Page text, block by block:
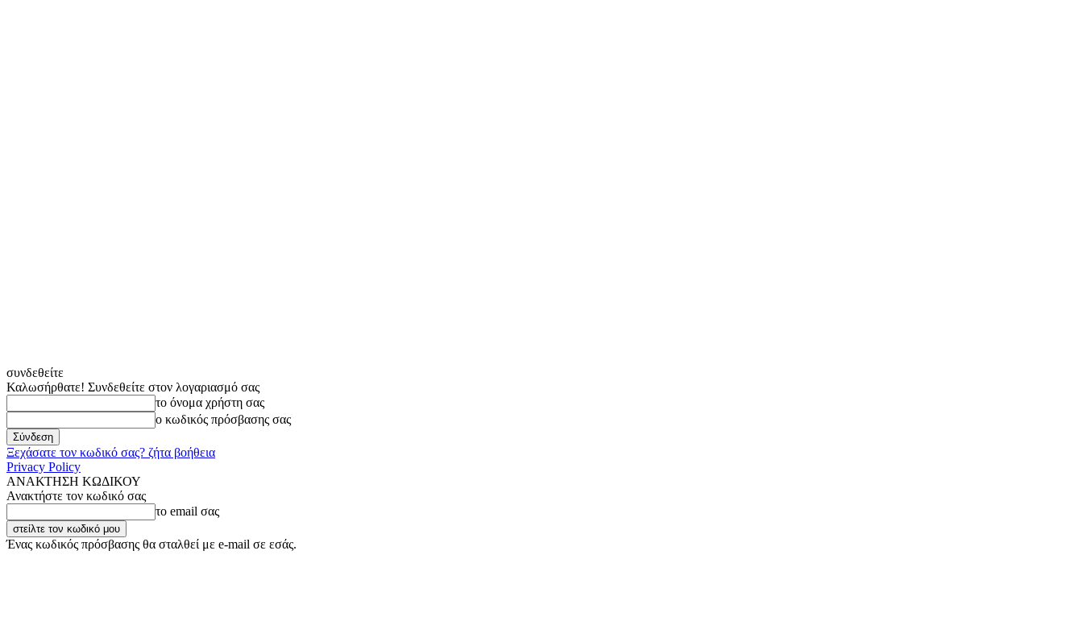
συνδεθείτε
Καλωσήρθατε! Συνδεθείτε στον λογαριασμό σας
το όνομα χρήστη σας
ο κωδικός πρόσβασης σας
Ξεχάσατε τον κωδικό σας? ζήτα βοήθεια
Privacy Policy
ΑΝΑΚΤΗΣΗ ΚΩΔΙΚΟΥ
Ανακτήστε τον κωδικό σας
το email σας
Ένας κωδικός πρόσβασης θα σταλθεί με e-mail σε εσάς.